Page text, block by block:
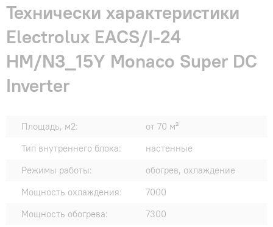
Технически характеристики
Electrolux EACS/I-24
HM/N3_15Y Monaco Super DC
Inverter
Площадь, м2:
от 70 м²
Тип внутреннего блока:
настенные
Режимы работы:
обогрев, охлаждение
Мощность охлаждения:
7000
Мощность обогрева:
7300